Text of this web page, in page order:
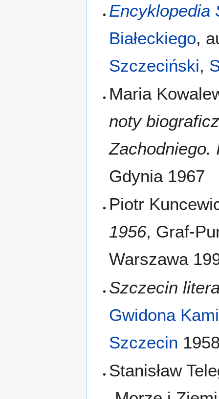
Encyklopedia
Białeckiego,
Szczeciński,
Maria
noty
Zachodniego.
Gdynia 1967
Piotr
1956, Graf-
Warszawa
Szczecin
Gwidona
Szczecin
Stanisław